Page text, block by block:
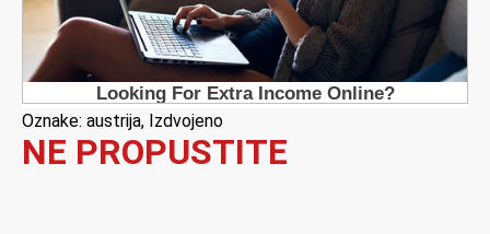
Oznake: austrija, Izdvojeno
NE PROPUSTITE